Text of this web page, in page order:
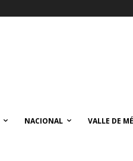
NACIONAL VALLE DE